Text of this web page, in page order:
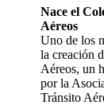
Nace el
Aéreos
Uno de los
la creación
Aéreos, un
por la
Tránsito